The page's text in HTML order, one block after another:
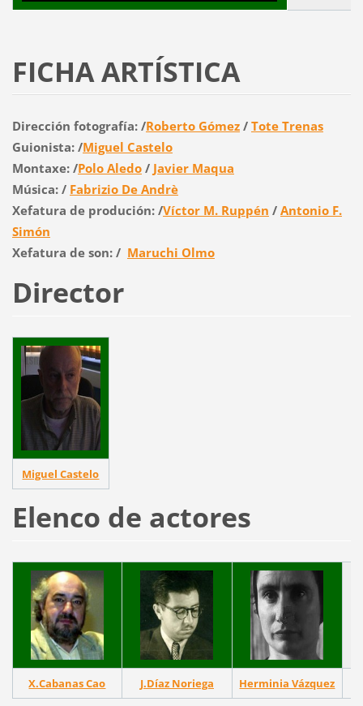
FICHA ARTÍSTICA
Dirección fotografía: /Roberto Gómez/ Tote Trenas
Guionista: /Miguel Castelo
Montaxe: /Polo Aledo/ Javier Maqua
Música: / Fabrizio De Andrè
Xefatura de produción: /Víctor M. Ruppén / Antonio F.
Simón
Xefatura de son: / Maruchi Olmo
Director
Miguel Castelo
Elenco de actores
X.Cabanas Cao J.Díaz Noriega Herminia Vázquez